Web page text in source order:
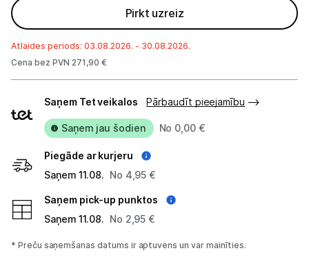
Piegāde un apmaksa
Tehnikas izvešana
Uzņēmumiem
Tet pakalpojumi
Pirkt uzreiz
Atlaides periods: 03.08.2026. - 30.08.2026.
Cena bez PVN 271,90 €
veidi
Saņem Tet veikalos Pārbaudīt pieejamību
Saņem jau šodien No 0,00 €
Piegāde ar kurjeru
Saņem 11.08. No 4,95 €
Saņem pick-up punktos
Saņem 11.08. No 2,95 €
* Preču saņemšanas datums ir aptuvens un var mainīties.